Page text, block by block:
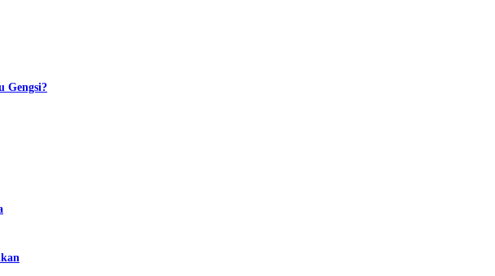
Gengsi?